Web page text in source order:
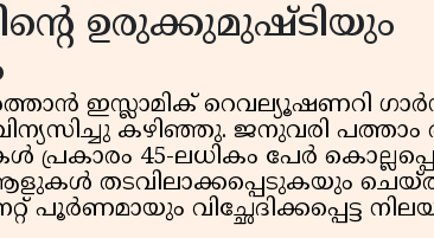
ഉരുക്കുമുഷ്ടിയും
ഇസ്ലാമിക് റെവല്യൂഷണറി
കഴിഞ്ഞു. ജനുവരി പത്താം
45-ലധികം പേർ
തടവിലാക്കപ്പെടുകയും
പൂർണമായും വിച്ഛേദിക്കപ്പെട്ട